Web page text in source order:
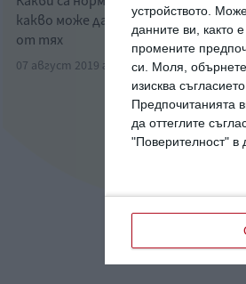
устройството.
данните ви, както
промените
си.
Моля,
изисква
Предпочитанията
да оттеглите
"Поверителност" в
какво може да се дължат
от тях
07 август 2019 г.